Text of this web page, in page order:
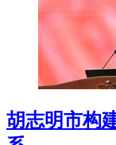
胡志明市构